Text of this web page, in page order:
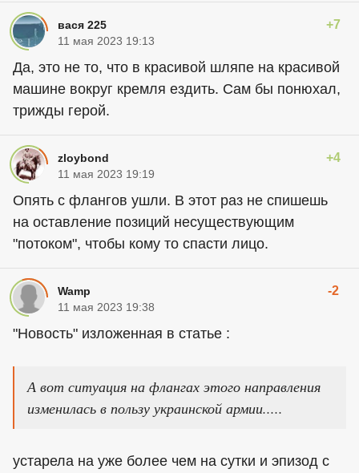
вася 225 +7
11 мая 2023 19:13
Да, это не то, что в красивой шляпе на красивой
машине вокруг кремля ездить. Сам бы понюхал,
трижды герой.
zloybond +4
11 мая 2023 19:19
Опять с флангов ушли. В этот раз не спишешь
на оставление позиций несуществующим
"потоком", чтобы кому то спасти лицо.
Wamp -2
11 мая 2023 19:38
"Новость" изложенная в статье :
А вот ситуация на флангах этого направления
изменилась в пользу украинской армии.....
устарела на уже более чем на сутки и эпизод с